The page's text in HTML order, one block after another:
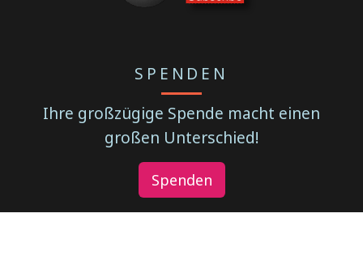
SPENDEN
Ihre großzügige Spende macht einen
großen Unterschied!
Spenden